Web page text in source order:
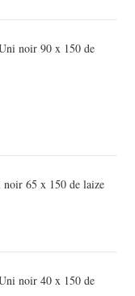
noir 90 x 150 de
noir 65 x 150 de laize
noir 40 x 150 de